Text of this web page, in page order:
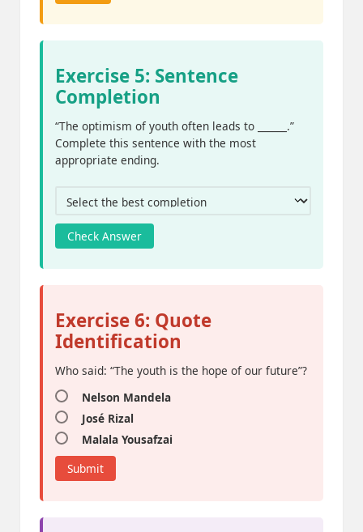
Exercise 5: Sentence
Completion
“The optimism of youth often leads to ______.”
Complete this sentence with the most
appropriate ending.
Check Answer
Exercise 6: Quote
Identification
Who said: “The youth is the hope of our future”?
Nelson Mandela
José Rizal
Malala Yousafzai
Submit